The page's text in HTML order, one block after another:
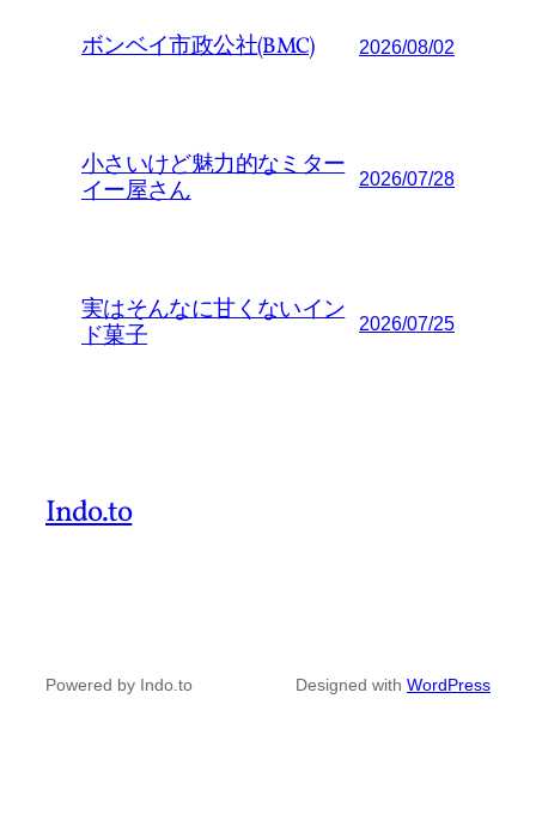
ボンベイ市政公社(BMC) 2026/08/02
小さいけど魅力的なミター
イー屋さん
2026/07/28
実はそんなに甘くないイン
ド菓子
2026/07/25
Indo.to
Powered by Indo.to Designed with WordPress